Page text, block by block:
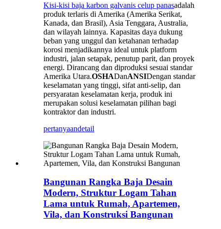
Kisi-kisi baja karbon galvanis celup panasadalah
produk terlaris di Amerika (Amerika Serikat,
Kanada, dan Brasil), Asia Tenggara, Australia,
dan wilayah lainnya. Kapasitas daya dukung
beban yang unggul dan ketahanan terhadap
korosi menjadikannya ideal untuk platform
industri, jalan setapak, penutup parit, dan proyek
energi. Dirancang dan diproduksi sesuai standar
Amerika Utara.OSHADanANSIDengan standar
keselamatan yang tinggi, sifat anti-selip, dan
persyaratan keselamatan kerja, produk ini
merupakan solusi keselamatan pilihan bagi
kontraktor dan industri.
pertanyaandetail
Bangunan Rangka Baja Desain
Modern, Struktur Logam Tahan
Lama untuk Rumah, Apartemen,
Vila, dan Konstruksi Bangunan